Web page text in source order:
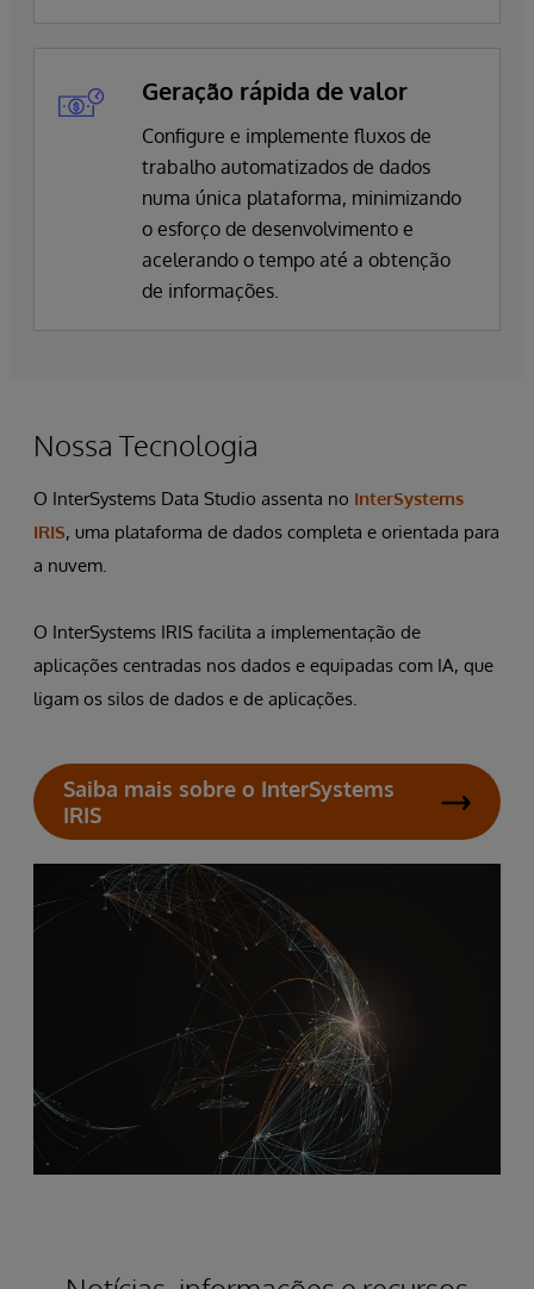
Geração rápida de valor
Configure e implemente fluxos de
trabalho automatizados de dados
numa única plataforma, minimizando
o esforço de desenvolvimento e
acelerando o tempo até a obtenção
de informações.
Nossa Tecnologia
O InterSystems Data Studio assenta no InterSystems
IRIS, uma plataforma de dados completa e orientada para
a nuvem.
O InterSystems IRIS facilita a implementação de
aplicações centradas nos dados e equipadas com IA, que
ligam os silos de dados e de aplicações.
Saiba mais sobre o InterSystems
IRIS